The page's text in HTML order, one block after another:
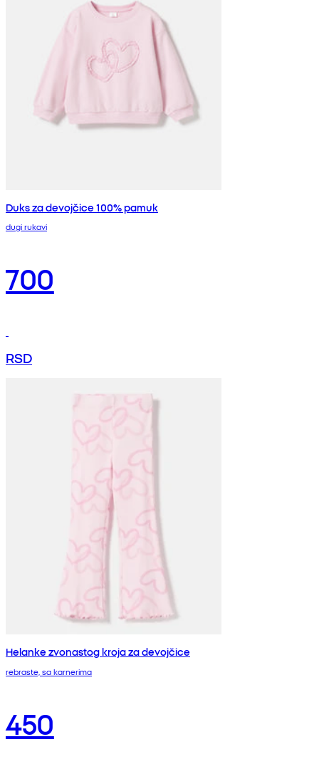
Duks za devojčice 100% pamuk
dugi rukavi
700
RSD
Helanke zvonastog kroja za devojčice
rebraste, sa karnerima
450